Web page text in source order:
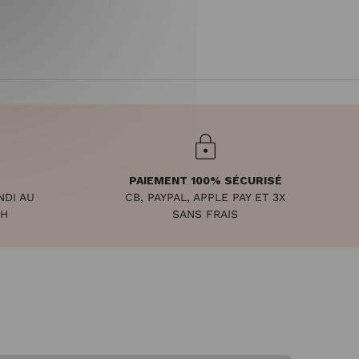
AU
PAIEMENT 100% SÉCURISÉ
CB, PAYPAL, APPLE PAY ET 3X
SANS FRAIS